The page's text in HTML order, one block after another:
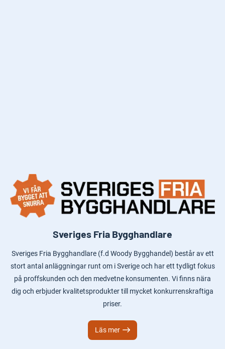
Sveriges Fria Bygghandlare
Sveriges Fria Bygghandlare (f.d Woody Bygghandel) består av ett
stort antal anläggningar runt om i Sverige och har ett tydligt fokus
på proffskunden och den medvetne konsumenten. Vi finns nära
dig och erbjuder kvalitetsprodukter till mycket konkurrenskraftiga
priser.
Läs mer